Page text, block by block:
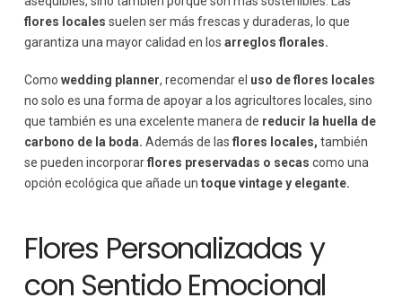
flores locales suelen ser más frescas y duraderas, lo que
garantiza una mayor calidad en los arreglos florales.
Como wedding planner, recomendar el uso de flores locales
no solo es una forma de apoyar a los agricultores locales, sino
que también es una excelente manera de reducir la huella de
carbono de la boda. Además de las flores locales, también
se pueden incorporarflores preservadas o secas como una
opción ecológica que añade un toque vintage y elegante.
Flores Personalizadas y
con Sentido Emocional